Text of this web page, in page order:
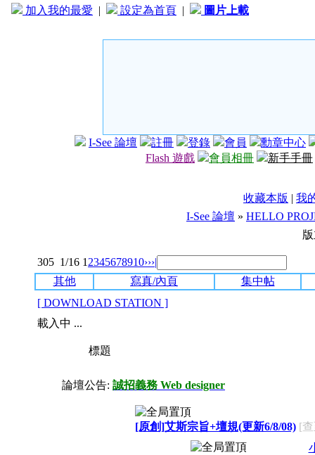
加入我的最愛 | 設定為首頁 | 圖片上載
I-See 論壇 註冊 登錄 會員
勳章中心
Flash 遊戲
會員相冊 新手手冊
收藏本版 | 我
I-See 論壇 » HELLO
305 1/16 1 2345678910›››|
其他
寫真/內頁
集中帖
[ DOWNLOAD STATION ]
載入中 ...
標題
論壇公告: 誠招義務 Web designer
[原創]艾斯宗旨+壇規(更新6/8/08) [